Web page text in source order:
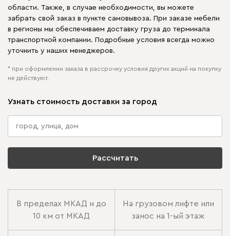
области. Также, в случае необходимости, вы можете
забрать свой заказ в пункте самовывоза. При заказе мебели
в регионы мы обеспечиваем доставку груза до терминала
транспортной компании. Подробные условия всегда можно
уточнить у наших менеджеров.
* при оформлении заказа в рассрочку условия других акций на покупку
не действуют.
Узнать стоимость доставки за город
Рассчитать
В пределах МКАД и до
10 км от МКАД
На грузовом лифте или
занос на 1-ый этаж